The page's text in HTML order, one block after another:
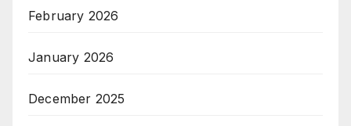
February 2026
January 2026
December 2025